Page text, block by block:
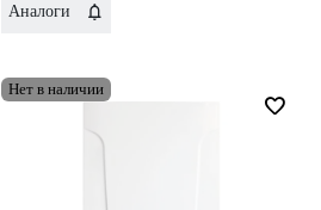
Аналоги
Нет в наличии